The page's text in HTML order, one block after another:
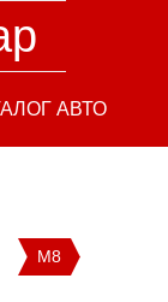
АВТО
M8